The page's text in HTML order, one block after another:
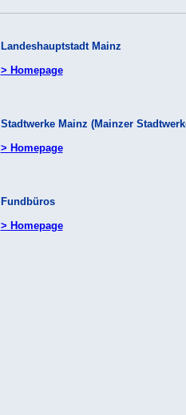
Landeshauptstadt Mainz
> Homepage
Stadtwerke Mainz (Mainzer
> Homepage
Fundbüros
> Homepage